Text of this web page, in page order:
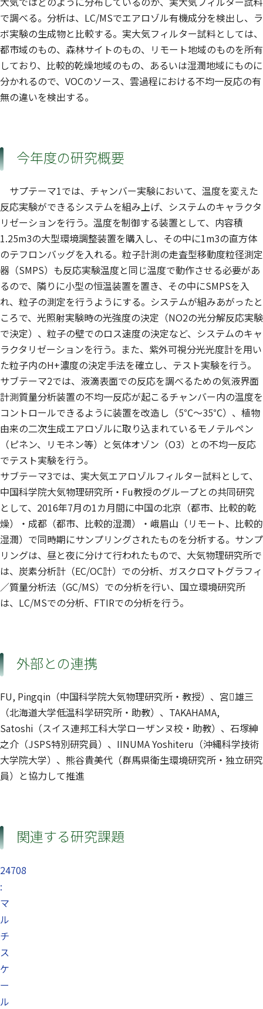
で調べる。分析は、LC/MSでエアロゾル有機成分を検出し、ラ
ボ実験の生成物と比較する。実大気フィルター試料としては、
都市域のもの、森林サイトのもの、リモート地域のものを所有
しており、比較的乾燥地域のもの、あるいは湿潤地域にものに
分かれるので、VOCのソース、雲過程における不均一反応の有
無の違いを検出する。
今年度の研究概要
サプテーマ1では、チャンバー実験において、温度を変えた
反応実験ができるシステムを組み上げ、システムのキャラクタ
リゼーションを行う。温度を制御する装置として、内容積
1.25m3の大型環境調整装置を購入し、その中に1m3の直方体
のテフロンバッグを入れる。粒子計測の走査型移動度粒径測定
器（SMPS）も反応実験温度と同じ温度で動作させる必要があ
るので、隣りに小型の恒温装置を置き、その中にSMPSを入
れ、粒子の測定を行うようにする。システムが組みあがったと
ころで、光照射実験時の光強度の決定（NO2の光分解反応実験
で決定）、粒子の壁でのロス速度の決定など、システムのキャ
ラクタリゼーションを行う。また、紫外可視分光光度計を用い
た粒子内のH+濃度の決定手法を確立し、テスト実験を行う。
サブテーマ2では、液滴表面での反応を調べるための気液界面
計測質量分析装置の不均一反応が起こるチャンバー内の温度を
コントロールできるように装置を改造し（5℃〜35℃）、植物
由来の二次生成エアロゾルに取り込まれているモノテルペン
（ピネン、リモネン等）と気体オゾン（O3）との不均一反応
でテスト実験を行う。
サブテーマ3では、実大気エアロゾルフィルター試料として、
中国科学院大気物理研究所・Fu教授のグループとの共同研究
として、2016年7月の1カ月間に中国の北京（都市、比較的乾
燥）・成都（都市、比較的湿潤）・峨眉山（リモート、比較的
湿潤）で同時期にサンプリングされたものを分析する。サンプ
リングは、昼と夜に分けて行われたもので、大気物理研究所で
は、炭素分析計（EC/OC計）での分析、ガスクロマトグラフィ
／質量分析法（GC/MS）での分析を行い、国立環境研究所
は、LC/MSでの分析、FTIRでの分析を行う。
外部との連携
FU, Pingqin（中国科学院大気物理研究所・教授）、宮雄三
（北海道大学低温科学研究所・助教）、TAKAHAMA,
Satoshi（スイス連邦工科大学ローザンヌ校・助教）、石塚紳
之介（JSPS特別研究員）、IINUMA Yoshiteru（沖縄科学技術
大学院大学）、熊谷貴美代（群馬県衛生環境研究所・独立研究
員）と協力して推進
関連する研究課題
24708
:
マ
ル
チ
ス
ケ
ー
ル